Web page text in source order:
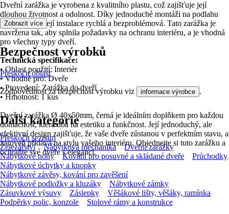
Dveřní zarážka je vyrobena z kvalitního plastu, což zajišťuje její
dlouhou životnost a odolnost. Díky jednoduché montáži na podlahu
nebo stěnu je její instalace rychlá a bezproblémová. Tato zarážka je
navržena tak, aby splnila požadavky na ochranu interiéru, a je vhodná
pro všechny typy dveří.
Technická specifikace:
• Oblast použití: Interiér
• Vhodné pro: Dveře
• Provedení: Zarážka do dveří
• Hmotnost: 1 kus
Dveřní zarážka Ø 40x50mm, černá je ideálním doplňkem pro každou
domácnost, která dbá na estetiku a funkčnost. Její jednoduchý, ale
efektivní design zajišťuje, že vaše dveře zůstanou v perfektním stavu, a
zároveň přidává na stylu vašeho interiéru. Objednejte si tuto zarážku a
ochraňte své dveře s elegancí.
Zobrazit více
Bezpečnost výrobků
Přeskočit oblast
Zodpovědnost za bezpečnost výrobku viz informace výrobce .
Další kategorie
Přeskočit seznam
Železářství
Nábytková mechanika
Dveřní zarážky
Nábytkové nohy
Kování pro posuvné a skládané dveře
Průchodky
Nábytkové úchytky a knopky
Nábytkové závěsy, kování pro zavěšení
Nábytkové podložky a kluzáky
Nábytkové zámky
Zásuvkové výsuvy
Záslepky
Věšákové lišty, věšáky, ramínka
Podpěrky polic, konzole
Stolové rámy a konstrukce